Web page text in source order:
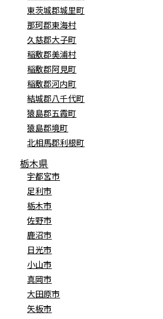
東茨城郡城里町
那珂郡東海村
久慈郡大子町
稲敷郡美浦村
稲敷郡阿見町
稲敷郡河内町
結城郡八千代町
猿島郡五霞町
猿島郡境町
北相馬郡利根町
栃木県
宇都宮市
足利市
栃木市
佐野市
鹿沼市
日光市
小山市
真岡市
大田原市
矢板市